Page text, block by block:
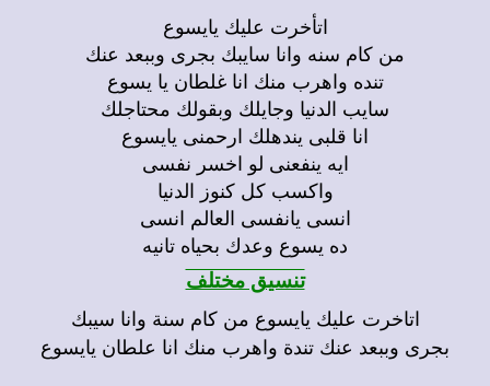
اتأخرت عليك يايسوع
من كام سنه وانا سايبك بجرى وببعد عنك
تنده واهرب منك انا غلطان يا يسوع
سايب الدنيا وجايلك وبقولك محتاجلك
انا قلبى يندهلك ارحمنى يايسوع
ايه ينفعنى لو اخسر نفسى
واكسب كل كنوز الدنيا
انسى يانفسى العالم انسى
ده يسوع وعدك بحياه تانيه
تنسيق مختلف
اتاخرت عليك يايسوع من كام سنة وانا سيبك
بجرى وببعد عنك تندة واهرب منك انا علطان يايسوع